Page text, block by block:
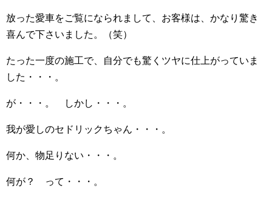
放った愛車をご覧になられまして、お客様は、かなり驚き
喜んで下さいました。（笑）
たった一度の施工で、自分でも驚くツヤに仕上がっていま
した・・・。
が・・・。 しかし・・・。
我が愛しのセドリックちゃん・・・。
何か、物足りない・・・。
何が？ って・・・。